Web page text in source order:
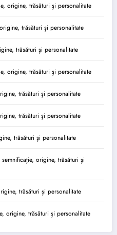
origine, trăsături și personalitate
trăsături și personalitate
trăsături și personalitate
origine, trăsături și personalitate
trăsături și personalitate
trăsături și personalitate
trăsături și personalitate
semnificație, origine, trăsături și
trăsături și personalitate
origine, trăsături și personalitate